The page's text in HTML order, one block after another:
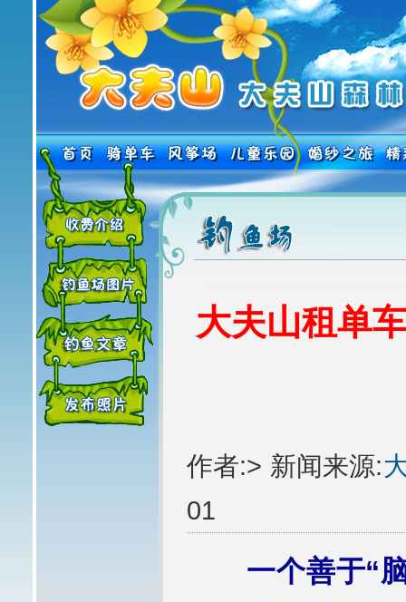
大夫山租单
作者:> 新闻来源:
01
一个善于“脑